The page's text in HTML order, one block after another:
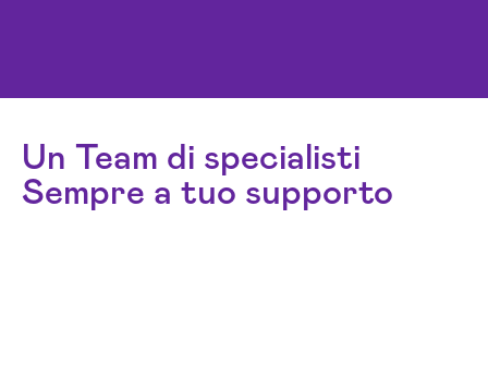
Un Team di specialisti
Sempre a tuo supporto